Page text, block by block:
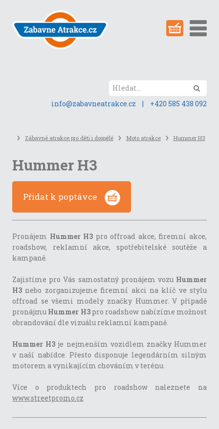
obsah
stránky
info@zabavneatrakce.cz
| +420 585 438 092
Zábavné atrakce pro děti i dospělé Moto atrakce Hummer H3
Hummer H3
Přidat k poptávce
Pronájem Hummer H3 pro offroad akce, firemní akce,
roadshow, reklamní akce, spotřebitelské soutěže a
kampaně.
Zajistíme pro Vás samostatný pronájem vozu Hummer
H3 nebo zorganizujeme firemní akci na klíč ve stylu
offroad se všemi modely značky Hummer. V případě
pronájmu Hummer H3pro roadshow nabízíme možnost
obrandování dle vizuálu reklamní kampaně.
Hummer H3 je nejmenším vozidlem značky Hummer
v naší nabídce. Přesto disponuje legendárním silným
motorem a vynikajícím chováním v terénu.
Více o produktech pro roadshow naleznete na
www.streetpromo.cz